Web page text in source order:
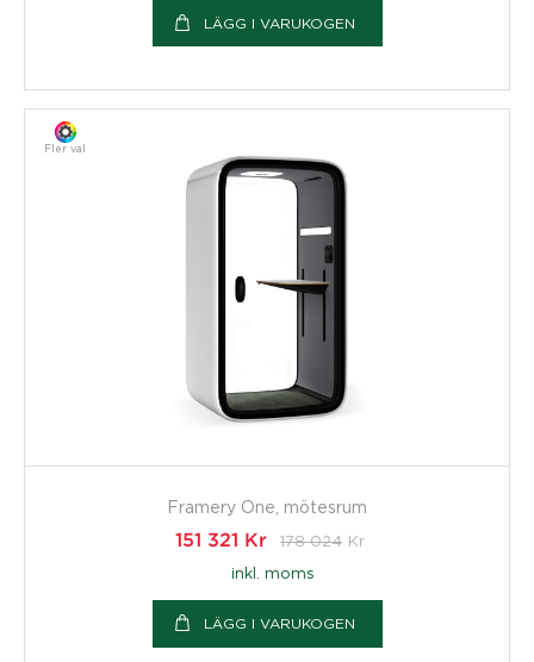
LÄGG I VARUKOGEN
Fler val
Framery One, mötesrum
151 321
Kr 178 024 Kr
inkl. moms
LÄGG I VARUKOGEN